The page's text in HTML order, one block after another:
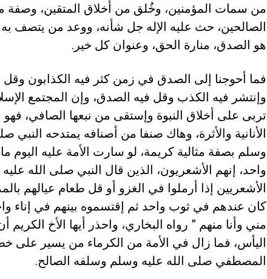
من سمات المؤمنين، وخُلق من أخلاق المتقين،
الصالحين، حث عليه الإله جل شأنه، ووعد من يتصف به
هو الصدق، منارة الحق، وعنوان كل خير.
فما أحوجنا إلى الصدق في زمن كثر فيه الكذابون وقل
وإنتشر فيه الكذب وقل فيه الصدق، وإن المجتمع
تربى على أخلاق النبوة وإستقى من نبعها الصافي،
الأنانية والأثرة، وهاك صنفا من أصنافه يمتدحه النبي
وسلم بصفة مثالية كريمة، لو سارت الأمة عليه اليوم ما
واحد، إنهم الأشعريون، الذين قال النبي صلى الله
الأشعريين إذا أرملوا في الغزو أو قل طعام عيالهم
كان عندهم في ثوب واحد ثم إقتسموه بينهم في إناء
مني وأنا منهم ” رواه البخاري، واحذر أيها الأخ الكريم
اليأس، فما زال في الأمة من الكرماء من يسير على
المصطفي صلى الله عليه وسلم وسلفه الصالح.